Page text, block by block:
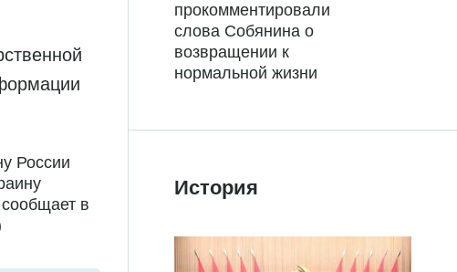
России
в
прокомментировали
слова Собянина о
возвращении к
нормальной жизни
История